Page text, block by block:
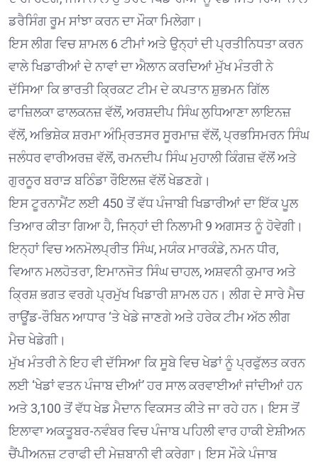
ਡਰੈਸਿੰਗ ਰੂਮ ਸਾਂਝਾ ਕਰਨ ਦਾ ਮੌਕਾ ਮਿਲੇਗਾ।
ਇਸ ਲੀਗ ਵਿਚ ਸ਼ਾਮਲ 6 ਟੀਮਾਂ ਅਤੇ ਉਨ੍ਹਾਂ ਦੀ ਪ੍ਰਤੀਨਿਧਤਾ ਕਰਨ
ਵਾਲੇ ਖਿਡਾਰੀਆਂ ਦੇ ਨਾਵਾਂ ਦਾ ਐਲਾਨ ਕਰਦਿਆਂ ਮੁੱਖ ਮੰਤਰੀ ਨੇ
ਦੱਸਿਆ ਕਿ ਭਾਰਤੀ ਕ੍ਰਿਕਟ ਟੀਮ ਦੇ ਕਪਤਾਨ ਸ਼ੁਭਮਨ ਗਿੱਲ
ਫਾਜ਼ਿਲਕਾ ਫਾਲਕਨਜ਼ ਵੱਲੋਂ, ਅਰਸ਼ਦੀਪ ਸਿੰਘ ਲੁਧਿਆਣਾ ਲਾਇਨਜ਼
ਵੱਲੋਂ, ਅਭਿਸ਼ੇਕ ਸ਼ਰਮਾ ਅੰਮ੍ਰਿਤਸਰ ਸੂਰਮਾਜ਼ ਵੱਲੋਂ, ਪ੍ਰਭਸਿਮਰਨ ਸਿੰਘ
ਜਲੰਧਰ ਵਾਰੀਅਰਜ਼ ਵੱਲੋਂ, ਰਮਨਦੀਪ ਸਿੰਘ ਮੁਹਾਲੀ ਕਿੰਗਜ਼ ਵੱਲੋਂ ਅਤੇ
ਗੁਰਨੂਰ ਬਰਾੜ ਬਠਿੰਡਾ ਰੌਇਲਜ਼ ਵੱਲੋਂ ਖੇਡਣਗੇ।
ਇਸ ਟੂਰਨਾਮੈਂਟ ਲਈ 450 ਤੋਂ ਵੱਧ ਪੰਜਾਬੀ ਖਿਡਾਰੀਆਂ ਦਾ ਇੱਕ ਪੂਲ
ਤਿਆਰ ਕੀਤਾ ਗਿਆ ਹੈ, ਜਿਨ੍ਹਾਂ ਦੀ ਨਿਲਾਮੀ 9 ਅਗਸਤ ਨੂੰ ਹੋਵੇਗੀ।
ਇਨ੍ਹਾਂ ਵਿਚ ਅਨਮੋਲਪ੍ਰੀਤ ਸਿੰਘ, ਮਯੰਕ ਮਾਰਕੰਡੇ, ਨਮਨ ਧੀਰ,
ਵਿਆਨ ਮਲਹੋਤਰਾ, ਇਮਾਨਜੋਤ ਸਿੰਘ ਚਾਹਲ, ਅਸ਼ਵਨੀ ਕੁਮਾਰ ਅਤੇ
ਕ੍ਰਿਸ਼ ਭਗਤ ਵਰਗੇ ਪ੍ਰਮੁੱਖ ਖਿਡਾਰੀ ਸ਼ਾਮਲ ਹਨ। ਲੀਗ ਦੇ ਸਾਰੇ ਮੈਚ
ਰਾਊਂਡ-ਰੌਬਿਨ ਆਧਾਰ ‘ਤੇ ਖੇਡੇ ਜਾਣਗੇ ਅਤੇ ਹਰੇਕ ਟੀਮ ਅੱਠ ਲੀਗ
ਮੈਚ ਖੇਡੇਗੀ।
ਮੁੱਖ ਮੰਤਰੀ ਨੇ ਇਹ ਵੀ ਦੱਸਿਆ ਕਿ ਸੂਬੇ ਵਿਚ ਖੇਡਾਂ ਨੂੰ ਪ੍ਰਫੁੱਲਤ ਕਰਨ
ਲਈ ‘ਖੇਡਾਂ ਵਤਨ ਪੰਜਾਬ ਦੀਆਂ’ ਹਰ ਸਾਲ ਕਰਵਾਈਆਂ ਜਾਂਦੀਆਂ ਹਨ
ਅਤੇ 3,100 ਤੋਂ ਵੱਧ ਖੇਡ ਮੈਦਾਨ ਵਿਕਸਤ ਕੀਤੇ ਜਾ ਰਹੇ ਹਨ। ਇਸ ਤੋਂ
ਇਲਾਵਾ ਅਕਤੂਬਰ-ਨਵੰਬਰ ਵਿਚ ਪੰਜਾਬ ਪਹਿਲੀ ਵਾਰ ਹਾਕੀ ਏਸ਼ੀਅਨ
ਚੈਂਪੀਅਨਜ਼ ਟਰਾਫੀ ਦੀ ਮੇਜ਼ਬਾਨੀ ਵੀ ਕਰੇਗਾ। ਇਸ ਮੌਕੇ ਪੰਜਾਬ